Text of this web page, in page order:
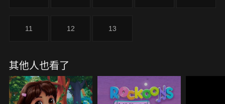
11 12 13
其他人也看了